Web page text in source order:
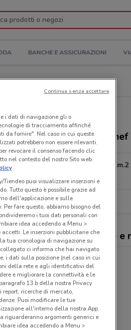
BANCHE E ASSICURAZIONI
Ristoranti
A1 Rm-Mi,
10.4 km
MyChef, offerte e
i dati di navigazione gli o
di tracciamento affinché
da fornire". Nel caso in cui queste
potrebbero non essere rilevanti.
revocare il consenso facendo clic
nel contesto del nostro Sito web.
puoi visualizzare inserzioni e
Tutto questo è possibile grazie ad
dell'applicazione e sulle
fare questo, abbiamo bisogno del
i tuoi dati personali con
idea accedendo a Menu >
Le inserzioni pubblicitarie che
tua cronologia di navigazione su
ci informa che hai navigato
i dati sulla posizione (nel caso in cui
della rete e agli identificativi del
e migliorare la connettività e le
13.b della nostra Privacy
report, ricerche di mercato,
Puoi modificare le tue
all'interno della nostra App.
riguarderanno argomenti generici e
idea accedendo a Menu >
Continua senza accettare